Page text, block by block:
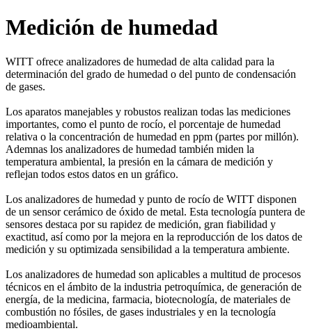
Medición de humedad
WITT ofrece analizadores de humedad de alta calidad para la
determinación del grado de humedad o del punto de condensación
de gases.
Los aparatos manejables y robustos realizan todas las mediciones
importantes, como el punto de rocío, el porcentaje de humedad
relativa o la concentración de humedad en ppm (partes por millón).
Ademnas los analizadores de humedad también miden la
temperatura ambiental, la presión en la cámara de medición y
reflejan todos estos datos en un gráfico.
Los analizadores de humedad y punto de rocío de WITT disponen
de un sensor cerámico de óxido de metal. Esta tecnología puntera de
sensores destaca por su rapidez de medición, gran fiabilidad y
exactitud, así como por la mejora en la reproducción de los datos de
medición y su optimizada sensibilidad a la temperatura ambiente.
Los analizadores de humedad son aplicables a multitud de procesos
técnicos en el ámbito de la industria petroquímica, de generación de
energía, de la medicina, farmacia, biotecnología, de materiales de
combustión no fósiles, de gases industriales y en la tecnología
medioambiental.